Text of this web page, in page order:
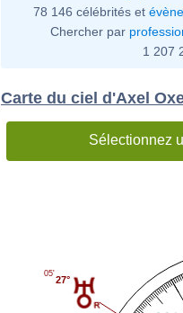
78 146 célébrités et
Chercher par
1 207
Carte du ciel d'Axel
Sélectionnez
27°
05'